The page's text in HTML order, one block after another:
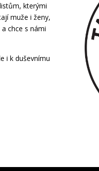
kterými
muže i ženy,
chce s námi
i k duševnímu